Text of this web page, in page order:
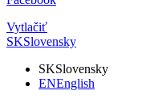
Vytlačiť
SKSlovensky
SKSlovensky
ENEnglish